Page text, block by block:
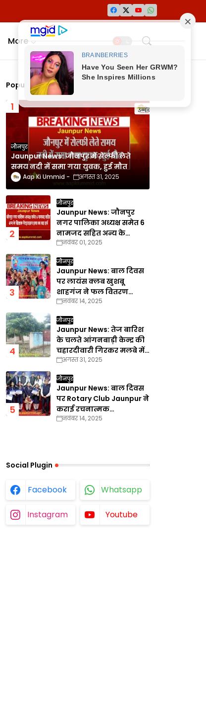
More
Popular Posts
जौनपुर
Jaunpur News: जौनपुर में सेल्फी लेते
समय नदी में समा गया युवक, हुई मौत
Aap Ki Ummid अगस्त 31, 2025
जौनपुर
Jaunpur News: जौनपुर
नगर पालिका अध्यक्ष समेत 6
नामजद सहित अन्य के
खिलाफ गैरइरादतन हत्या का
नवंबर 01, 2025
जौनपुर
Jaunpur News: बाल दिवस
पर लायंस क्लब खुशबू
शाहगंज ने फल वितरण
कार्यक्रम का किया आयोजन
नवंबर 14, 2025
जौनपुर
Jaunpur News: तेज बारिश
के चलते आंगनबाड़ी केन्द्र की
चहारदीवारी गिरकर मलबे में
तब्दील
अगस्त 31, 2025
जौनपुर
Jaunpur News: बाल दिवस
पर Rotary Club Jaunpur ने
कराई रचनात्मक
प्रतियोगिताएँ
नवंबर 14, 2025
Social Plugin
Facebook Whatsapp
Instagram Youtube